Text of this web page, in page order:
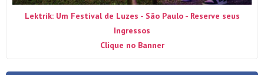
Lektrik: Um Festival de Luzes - São Paulo - Reserve seus
Ingressos
Clique no Banner